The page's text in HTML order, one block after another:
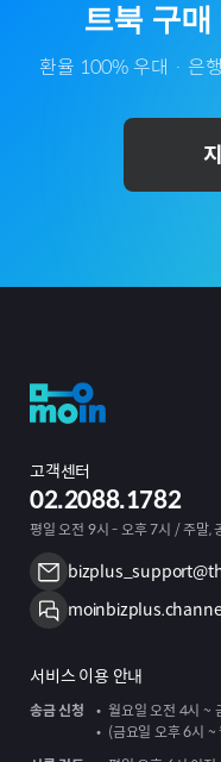
트북구매
환율 100% 우대 · 은
고객센터
02.2088.1782
평일 오전 9시 - 오후 7시 / 주말,
서비스 이용 안내
송금 신청
월요일 오전 4시 ~
(금요일 오후 6시 ~